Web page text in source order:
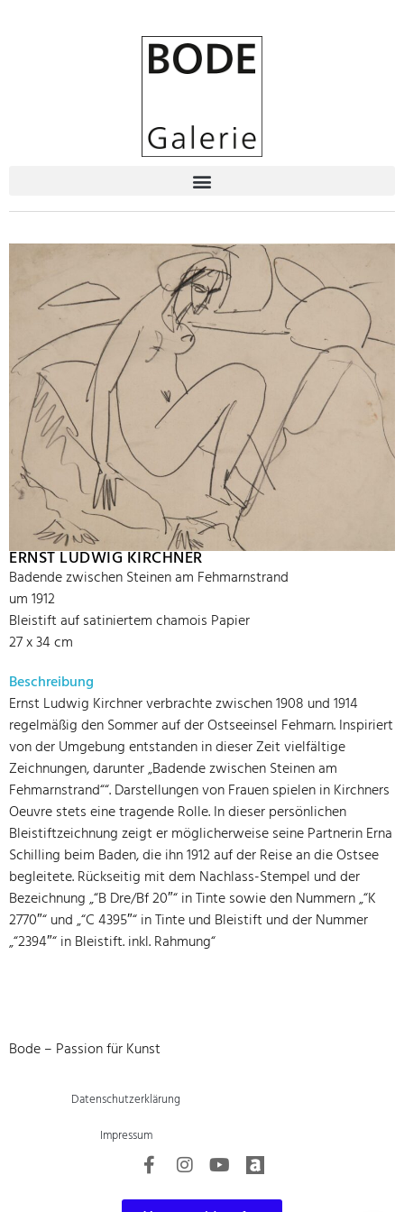
ERNST LUDWIG KIRCHNER
Badende zwischen Steinen am Fehmarnstrand
um 1912
Bleistift auf satiniertem chamois Papier
27 x 34 cm
Beschreibung
Ernst Ludwig Kirchner verbrachte zwischen 1908 und 1914
regelmäßig den Sommer auf der Ostseeinsel Fehmarn. Inspiriert
von der Umgebung entstanden in dieser Zeit vielfältige
Zeichnungen, darunter „Badende zwischen Steinen am
Fehmarnstrand““. Darstellungen von Frauen spielen in Kirchners
Oeuvre stets eine tragende Rolle. In dieser persönlichen
Bleistiftzeichnung zeigt er möglicherweise seine Partnerin Erna
Schilling beim Baden, die ihn 1912 auf der Reise an die Ostsee
begleitete. Rückseitig mit dem Nachlass-Stempel und der
Bezeichnung „“B Dre/Bf 20″“ in Tinte sowie den Nummern „“K
2770″“ und „“C 4395″“ in Tinte und Bleistift und der Nummer
„“2394″“ in Bleistift. inkl. Rahmung“
Bode – Passion für Kunst
Datenschutzerklärung
Impressum